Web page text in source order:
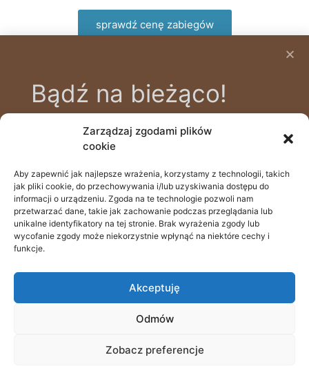
Zarządzaj zgodami plików
cookie
Aby zapewnić jak najlepsze wrażenia, korzystamy z technologii, takich
jak pliki cookie, do przechowywania i/lub uzyskiwania dostępu do
informacji o urządzeniu. Zgoda na te technologie pozwoli nam
przetwarzać dane, takie jak zachowanie podczas przeglądania lub
unikalne identyfikatory na tej stronie. Brak wyrażenia zgody lub
wycofanie zgody może niekorzystnie wpłynąć na niektóre cechy i
funkcje.
Akceptuję
Odmów
Zobacz preferencje
sprawdź cenę zabiegów
505 111 690
Batalionów Chłopskich 39a, 70-764 Szczecin
recepcja@odstopdoglow.com
Bądź na bieżąco!
Zapisz się na bezpłatny newsletter, aby
być na bieżąco z nowinkami i poradami
zdrowotnymi, prowadzonymi przez
naszych specjalistów.